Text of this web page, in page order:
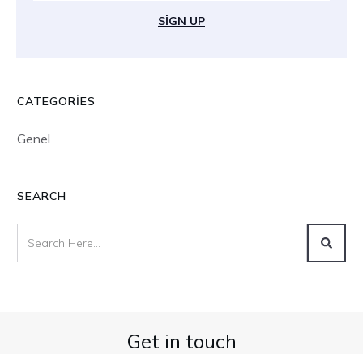
SIGN UP
CATEGORIES
Genel
SEARCH
Get in touch